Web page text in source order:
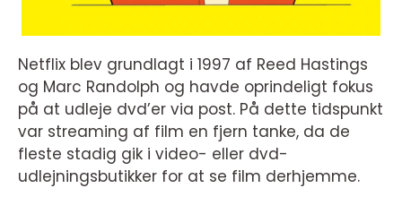
Netflix blev grundlagt i 1997 af Reed Hastings
og Marc Randolph og havde oprindeligt fokus
på at udleje dvd’er via post. På dette tidspunkt
var streaming af film en fjern tanke, da de
fleste stadig gik i video- eller dvd-
udlejningsbutikker for at se film derhjemme.